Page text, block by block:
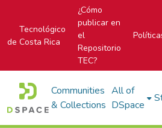
Tecnológico
de Costa Rica
¿Cómo
publicar en
el
Repositorio
TEC?
Communities
& Collections
All of
DSpace